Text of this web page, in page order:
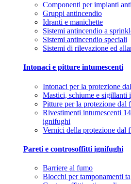
Componenti per impianti
Gruppi antincendio
Idranti e manichette
Sistemi antincendio a
Sistemi antincendio speciali
Sistemi di rilevazione ed
Intonaci e pitture intumescenti
Intonaci per la protezione
Mastici, schiume e sigillanti
Pitture per la protezione dal
Rivestimenti intumescenti
ignifughi
Vernici della protezione dal
Pareti e controsoffitti ignifughi
Barriere al fumo
Blocchi per tamponamenti